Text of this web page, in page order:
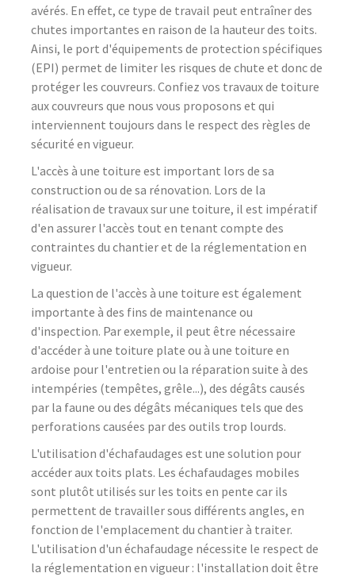
avérés. En effet, ce type de travail peut entraîner des
chutes importantes en raison de la hauteur des toits.
Ainsi, le port d'équipements de protection spécifiques
(EPI) permet de limiter les risques de chute et donc de
protéger les couvreurs. Confiez vos travaux de toiture
aux couvreurs que nous vous proposons et qui
interviennent toujours dans le respect des règles de
sécurité en vigueur.
L'accès à une toiture est important lors de sa
construction ou de sa rénovation. Lors de la
réalisation de travaux sur une toiture, il est impératif
d'en assurer l'accès tout en tenant compte des
contraintes du chantier et de la réglementation en
vigueur.
La question de l'accès à une toiture est également
importante à des fins de maintenance ou
d'inspection. Par exemple, il peut être nécessaire
d'accéder à une toiture plate ou à une toiture en
ardoise pour l'entretien ou la réparation suite à des
intempéries (tempêtes, grêle...), des dégâts causés
par la faune ou des dégâts mécaniques tels que des
perforations causées par des outils trop lourds.
L'utilisation d'échafaudages est une solution pour
accéder aux toits plats. Les échafaudages mobiles
sont plutôt utilisés sur les toits en pente car ils
permettent de travailler sous différents angles, en
fonction de l'emplacement du chantier à traiter.
L'utilisation d'un échafaudage nécessite le respect de
la réglementation en vigueur : l'installation doit être